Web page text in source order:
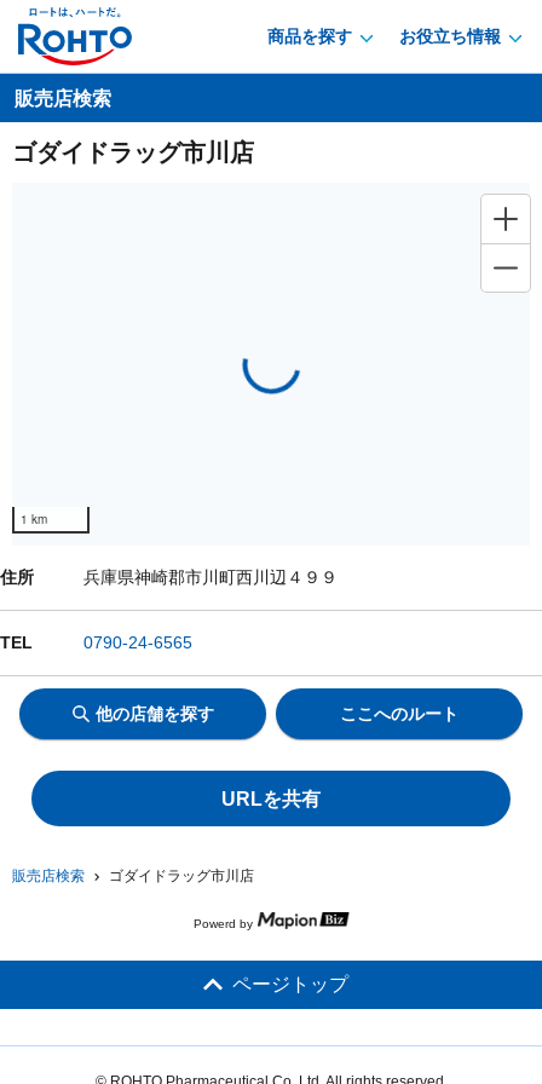
商品を探す お役立ち情報
販売店検索 ゴダイドラッグ市川店
販売店検索
ゴダイドラッグ市川店
住所 兵庫県神崎郡市川町西川辺４９９
TEL 0790-24-6565
他の店舗を探す ここへのルート
URLを共有
Loading...
1 km
Powerd by
ページトップ